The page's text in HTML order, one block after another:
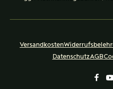
Versandkosten
DatenschutzAGB